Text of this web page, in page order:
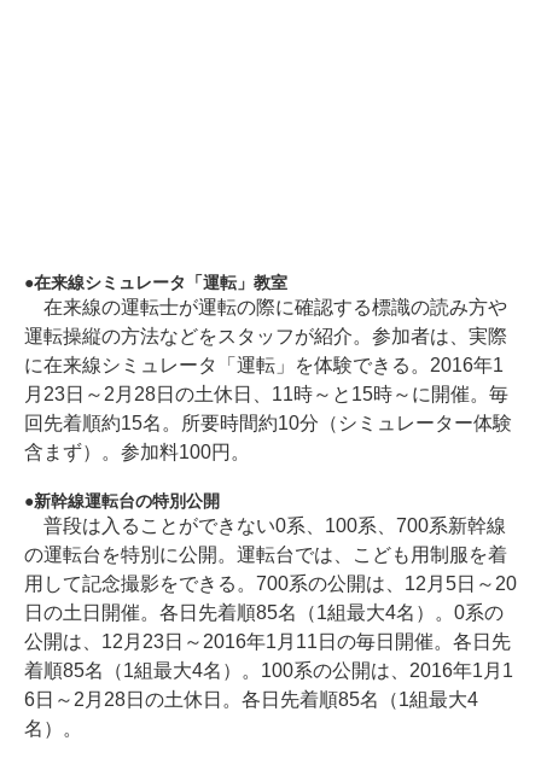
在来線シミュレータ「運転」教室
在来線の運転士が運転の際に確認する標識の読み方や
運転操縦の方法などをスタッフが紹介。参加者は、実際
に在来線シミュレータ「運転」を体験できる。2016年1
月23日～2月28日の土休日、11時～と15時～に開催。毎
回先着順約15名。所要時間約10分（シミュレーター体験
含まず）。参加料100円。
新幹線運転台の特別公開
普段は入ることができない0系、100系、700系新幹線
の運転台を特別に公開。運転台では、こども用制服を着
用して記念撮影をできる。700系の公開は、12月5日～20
日の土日開催。各日先着順85名（1組最大4名）。0系の
公開は、12月23日～2016年1月11日の毎日開催。各日先
着順85名（1組最大4名）。100系の公開は、2016年1月1
6日～2月28日の土休日。各日先着順85名（1組最大4
名）。